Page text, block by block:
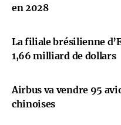
en 2028
La filiale brésilienne
1,66 milliard de dollars
Airbus va vendre 95
chinoises